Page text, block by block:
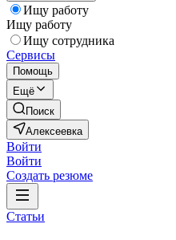
Ищу работу
Ищу работу
Ищу сотрудника
Сервисы
Помощь
Ещё
Поиск
Алексеевка
Войти
Войти
Создать резюме
Статьи